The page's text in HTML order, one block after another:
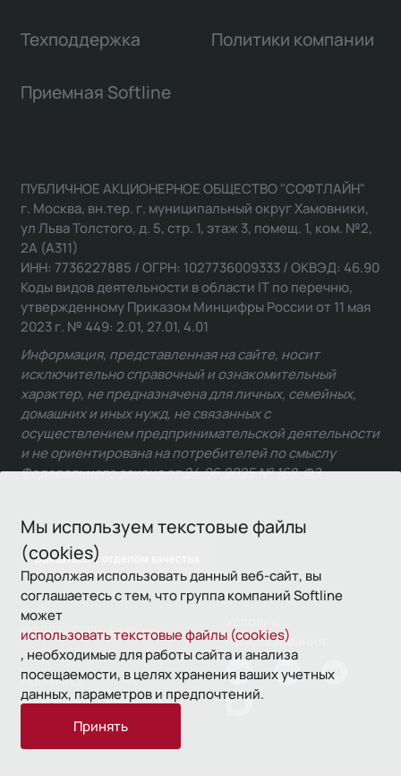
Мы используем текстовые файлы
(cookies)
Продолжая использовать данный веб-сайт, вы
соглашаетесь с тем, что группа компаний Softline
может
использовать текстовые файлы (cookies)
, необходимые для работы сайта и анализа
посещаемости, в целях хранения ваших учетных
данных, параметров и предпочтений.
Принять
Техподдержка Политики компании
Приемная Softline
Связаться с отделом качества
ПУБЛИЧНОЕ АКЦИОНЕРНОЕ ОБЩЕСТВО "СОФТЛАЙН"
г. Москва, вн.тер. г. муниципальный округ Хамовники,
ул Льва Толстого, д. 5, стр. 1, этаж 3, помещ. 1, ком. №2,
2А (А311)
ИНН: 7736227885 / ОГРН: 1027736009333 / ОКВЭД: 46.90
Коды видов деятельности в области IT по перечню,
утвержденному Приказом Минцифры России от 11 мая
2023 г. № 449: 2.01, 27.01, 4.01
Информация, представленная на сайте, носит
исключительно справочный и ознакомительный
характер, не предназначена для личных, семейных,
домашних и иных нужд, не связанных с
осуществлением предпринимательской деятельности
и не ориентирована на потребителей по смыслу
Федерального закона от 24.06.2025 № 168-ФЗ.
© 1993—2026 Softline
использования
Политика
конфиденциальности